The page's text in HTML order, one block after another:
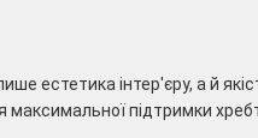
естетика інтер'єру, а й
підтримки